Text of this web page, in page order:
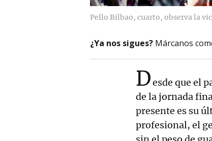
Pello Bilbao, cuarto, observa la
¿Ya nos sigues? Márcanos
Desde que el
de la jornada
presente es su
profesional, el